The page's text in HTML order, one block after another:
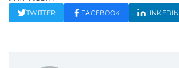
TWITTER FACEBOOK LINKEDIN